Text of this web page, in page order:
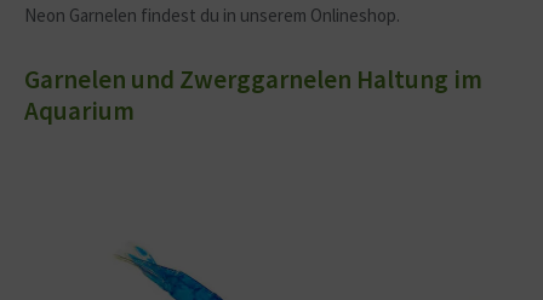
Neon Garnelen findest du in unserem Onlineshop.
Garnelen und Zwerggarnelen Haltung im
Aquarium